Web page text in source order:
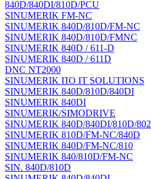
840D/840DI/810D/PCU
SINUMERIK FM-NC
SINUMERIK 840D/810D/FM-NC
SINUMERIK 840D/810D/FMNC
SINUMERIK 840D / 611-D
SINUMERIK 840D / 611D
DNC NT2000
SINUMERIK ПО IT SOLUTIONS
SINUMERIK 840D/810D/840DI
SINUMERIK 840DI
SINUMERIK/SIMODRIVE
SINUMERIK 840D/840DI/810D/802
SINUMERIK 810D/FM-NC/840D
SINUMERIK 840D/FM-NC/810
SINUMERIK 840/810D/FM-NC
SIN. 840D/810D